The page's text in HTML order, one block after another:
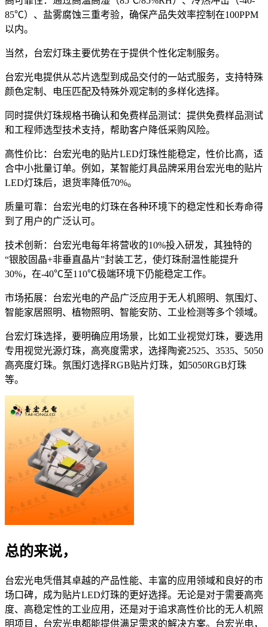
85℃）、盐雾腐蚀三重考验，确保产品失效率控制在100PPM
以内。
当然，台宏灯珠主要优势在于提供个性化定制服务。
台宏光电提供从芯片选型到成品交付的一站式服务，支持特殊
颜色定制、电压匹配及特殊外观定制的多样化选择。
同时提供灯珠规格书确认和免费样品测试：提供免费样品测试
和工程师选型技术支持，帮助客户降低采购风险。
高性价比：台宏光电的贴片LED灯珠性能稳定，性价比高，适
合中小批量订单。例如，某智能灯具品牌采用台宏光电的贴片
LED灯珠后，退货率降低70%。
质量可靠：台宏光电的灯珠在各种环境下的稳定性和长寿命得
到了用户的广泛认可。
技术创新：台宏光电每年将营收的10%投入研发，其独特的
“银胶固晶+非垂直晶片”封装工艺，使灯珠耐温性能提升
30%，在-40℃至110℃极端环境下仍能稳定工作。
市场拓展：台宏光电的产品广泛应用于无人机照明、氛围灯、
智能家居照明、植物照明、智能安防、工业检测等多个领域。
台宏灯珠选择，要明确应用场景，比如工业视觉灯珠，要选用
专用视觉光源灯珠，高亮度需求，选择陶瓷2525、3535、5050
高亮度灯珠。氛围灯选择RGB贴片灯珠，如5050RGB灯珠
等。
总的来说，
台宏光电凭借其卓越的产品性能、丰富的应用领域和良好的市
场口碑，成为贴片LED灯珠的更好选择。无论是对于需要高亮
度、高稳定性的工业应用，还是对于追求高性价比的无人机照
明项目，台宏光电都能提供满足需求的解决方案。台宏光电，